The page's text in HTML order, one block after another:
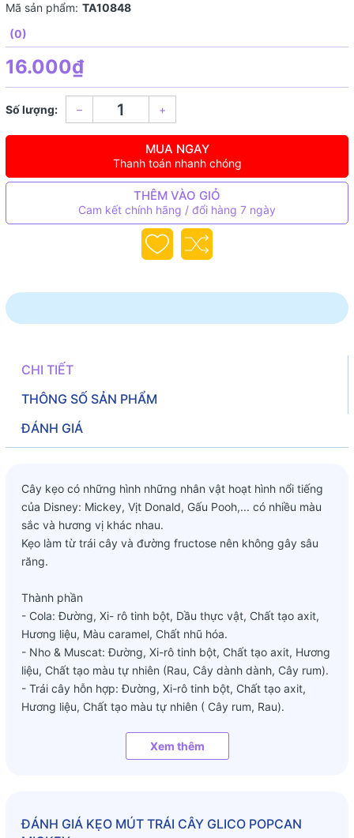
Mã sản phẩm: TA10848
(0)
16.000₫
Số lượng: – +
MUA NGAY
Thanh toán nhanh chóng
THÊM VÀO GIỎ
Cam kết chính hãng / đổi hàng 7 ngày
CHI TIẾT
THÔNG SỐ SẢN PHẨM
ĐÁNH GIÁ
Cây kẹo có những hình những nhân vật hoạt hình nổi tiếng
của Disney: Mickey, Vịt Donald, Gấu Pooh,... có nhiều màu
sắc và hương vị khác nhau.
Kẹo làm từ trái cây và đường fructose nên không gây sâu
răng.
Thành phần
- Cola: Đường, Xi- rô tinh bột, Dầu thực vật, Chất tạo axit,
Hương liệu, Màu caramel, Chất nhũ hóa.
- Nho & Muscat: Đường, Xi-rô tinh bột, Chất tạo axit, Hương
liệu, Chất tạo màu tự nhiên (Rau, Cây dành dành, Cây rum).
- Trái cây hỗn hợp: Đường, Xi-rô tinh bột, Chất tạo axit,
Hương liệu, Chất tạo màu tự nhiên ( Cây rum, Rau).
tạo màu tự nhiên (Caramen, Cây rum) .
- Soda: Đường, Xi- rô tinh bột, Dầu thực vật, Chất làm chua,
liệu, Màu bắp cải đỏ .
Xem thêm
ĐÁNH GIÁ KẸO MÚT TRÁI CÂY GLICO POPCAN